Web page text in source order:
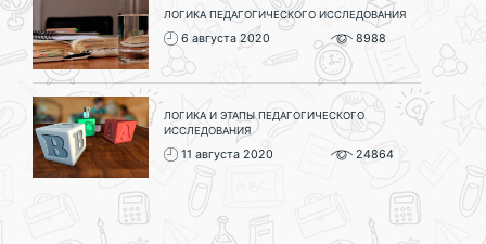
ЛОГИКА ПЕДАГОГИЧЕСКОГО ИССЛЕДОВАНИЯ
6 августа 2020 8988
ЛОГИКА И ЭТАПЫ ПЕДАГОГИЧЕСКОГО
ИССЛЕДОВАНИЯ
11 августа 2020 24864